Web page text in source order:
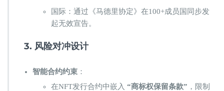
国际：通过《马德里协定》在100+成员国同步发
起无效宣告。
​3. 风险对冲设计​
​智能合约约束​ ​：
在NFT发行合约中嵌入 ​ ​“商标权保留条款”​ ​，限制